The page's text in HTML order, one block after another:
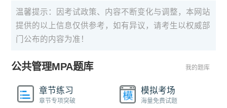
温馨提示：因考试政策、内容不断变化与调整，本网站
提供的以上信息仅供参考，如有异议，请考生以权威部
门公布的内容为准！
公共管理MPA题库 我的题库
章节练习
章节专项突破
模拟考场
海量免费试题